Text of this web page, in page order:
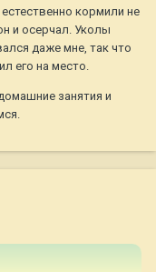
кормили не
и осерчал. Уколы
даже мне, так что
его на место.
занятия и